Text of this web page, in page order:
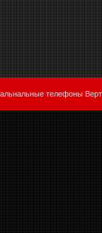
телефоны